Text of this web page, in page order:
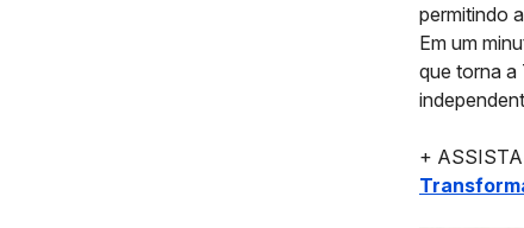
permitindo
Em um
que torna a
+ ASSISTA